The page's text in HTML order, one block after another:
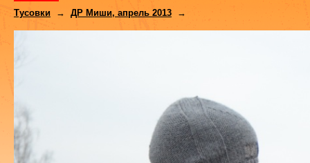
Тусовки → ДР Миши, апрель 2013 →